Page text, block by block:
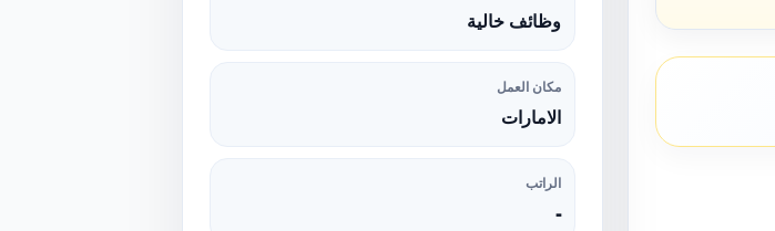
وظائف خالية
مكان العمل
الامارات
الراتب
-